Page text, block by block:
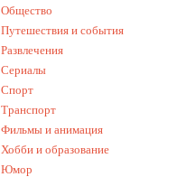
Общество
Путешествия и события
Развлечения
Сериалы
Спорт
Транспорт
Фильмы и анимация
Хобби и образование
Юмор